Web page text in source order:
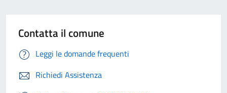
Contatta il comune
Leggi le domande frequenti
Richiedi Assistenza